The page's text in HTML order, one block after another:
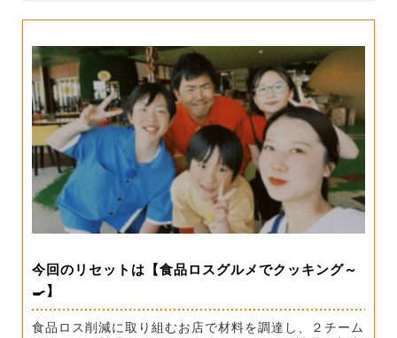
今回のリセットは【食品ロスグルメでクッキング～
🍳】
食品ロス削減に取り組むお店で材料を調達し、２チーム